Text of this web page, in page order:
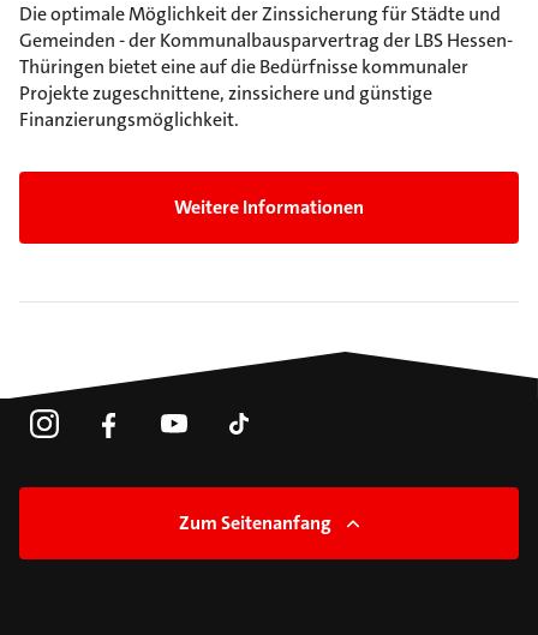
Die optimale Möglichkeit der Zinssicherung für Städte und
Gemeinden - der Kommunalbausparvertrag der LBS Hessen-
Thüringen bietet eine auf die Bedürfnisse kommunaler
Projekte zugeschnittene, zinssichere und günstige
Finanzierungsmöglichkeit.
Weitere Informationen
Zum Seitenanfang